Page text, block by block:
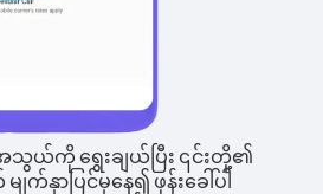
ယ်ကို ရွေးချယ်ပြီး ၎င်းတို့၏
နှာပြင်မှနေ၍ ဖုန်းခေါ်ပါ